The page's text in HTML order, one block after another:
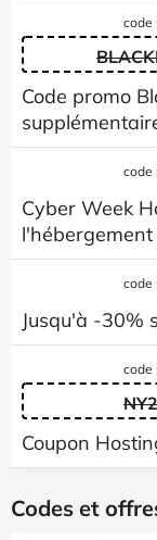
code
Code promo
code
Cyber ​​Week
code
Jusqu'à -30%
code
Coupon
Codes et